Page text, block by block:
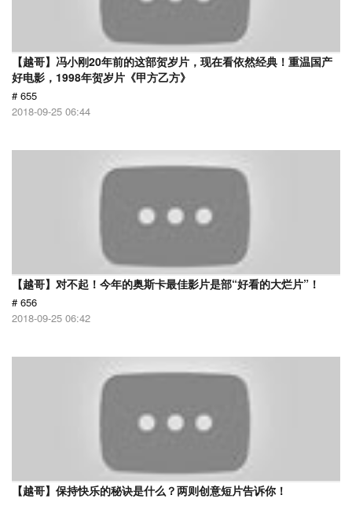
【越哥】冯小刚20年前的这部贺岁片，现在看依然经典！重温国产
好电影，1998年贺岁片《甲方乙方》
# 655
2018-09-25 06:44
【越哥】对不起！今年的奥斯卡最佳影片是部“好看的大烂片”！
# 656
2018-09-25 06:42
【越哥】保持快乐的秘诀是什么？两则创意短片告诉你！